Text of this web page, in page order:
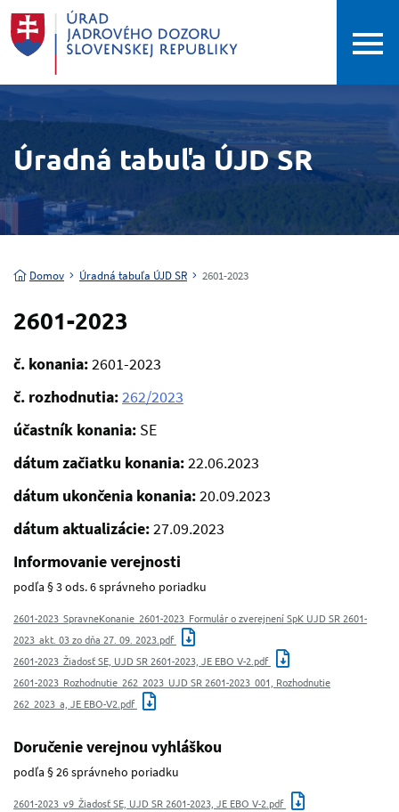
Úradná tabuľa ÚJD SR
Domov Úradná tabuľa ÚJD SR 2601-2023
2601-2023
č. konania:2601-2023
č. rozhodnutia:262/2023
účastník konania: SE
dátum začiatku konania:22.06.2023
dátum ukončenia konania:20.09.2023
dátum aktualizácie:27.09.2023
Informovanie verejnosti
podľa § 3 ods. 6 správneho poriadku
2601-2023_SpravneKonanie_2601-2023_Formulár o zverejnení SpK UJD SR 2601-
2023_akt. 03 zo dňa 27. 09. 2023.pdf
2601-2023_Žiadosť SE, UJD SR 2601-2023, JE EBO V-2.pdf
2601-2023_Rozhodnutie_262_2023_UJD SR 2601-2023_001, Rozhodnutie
262_2023_a, JE EBO-V2.pdf
Doručenie verejnou vyhláškou
podľa § 26 správneho poriadku
2601-2023_v9_Žiadosť SE, UJD SR 2601-2023, JE EBO V-2.pdf